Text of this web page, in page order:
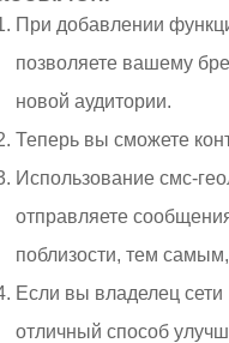
При добавлении
позволяете вашему
новой аудитории.
Теперь вы сможете
Использование смс-
отправляете
поблизости, тем
Если вы владелец сети
отличный способ